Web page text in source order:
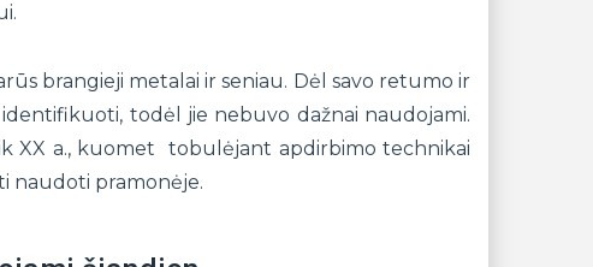
brangieji metalai ir seniau. Dėl savo retumo ir
todėl jie nebuvo dažnai naudojami.
XX a., kuomet tobulėjant apdirbimo technikai
naudoti pramonėje.